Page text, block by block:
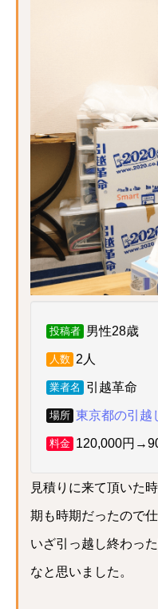
投稿者 男性28歳
人数 2人
業者名 引越革命
場所 東京都の引越
料金 120,000円
見積りに来て頂いた
期も時期だったので
いざ引っ越し終わっ
なと思いました。